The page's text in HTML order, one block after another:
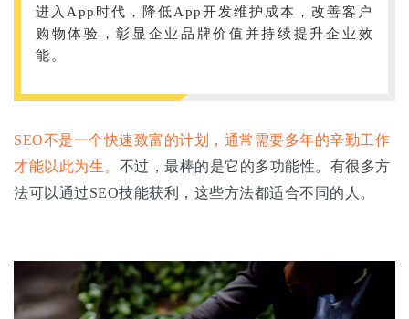
进入App时代，降低App开发维护成本，改善客户
购物体验，彰显企业品牌价值并持续提升企业效
能。
SEO不是一个快速致富的计划，通常需要多年的辛勤工作
才能以此为生。 不过，最棒的是它的多功能性。有很多方
法可以通过SEO技能获利，这些方法都适合不同的人。